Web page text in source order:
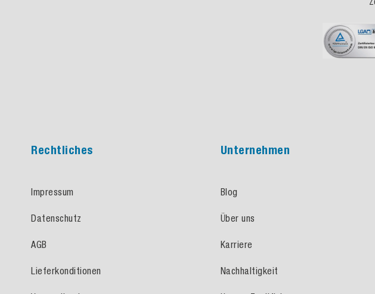
Rechtliches
Impressum
Datenschutz
AGB
Lieferkonditionen
Unternehmen
Blog
Über uns
Karriere
Nachhaltigkeit